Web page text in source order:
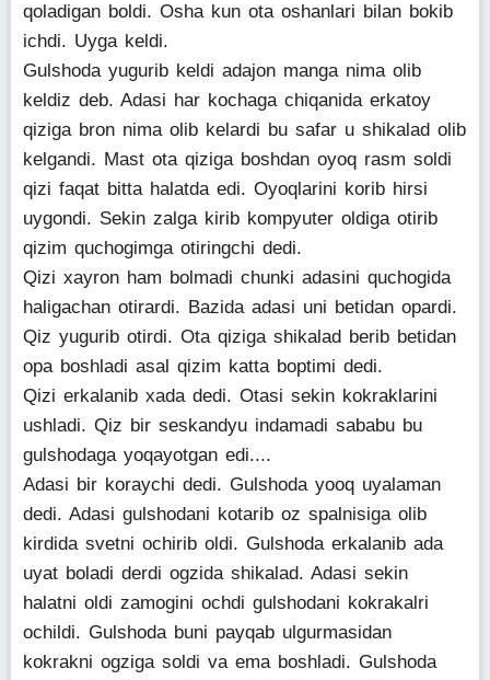
qoladigan boldi. Osha kun ota oshanlari bilan bokib
ichdi. Uyga keldi.
Gulshoda yugurib keldi adajon manga nima olib
keldiz deb. Adasi har kochaga chiqanida erkatoy
qiziga bron nima olib kelardi bu safar u shikalad olib
kelgandi. Mast ota qiziga boshdan oyoq rasm soldi
qizi faqat bitta halatda edi. Oyoqlarini korib hirsi
uygondi. Sekin zalga kirib kompyuter oldiga otirib
qizim quchogimga otiringchi dedi.
Qizi xayron ham bolmadi chunki adasini quchogida
haligachan otirardi. Bazida adasi uni betidan opardi.
Qiz yugurib otirdi. Ota qiziga shikalad berib betidan
opa boshladi asal qizim katta boptimi dedi.
Qizi erkalanib xada dedi. Otasi sekin kokraklarini
ushladi. Qiz bir seskandyu indamadi sababu bu
gulshodaga yoqayotgan edi....
Adasi bir koraychi dedi. Gulshoda yooq uyalaman
dedi. Adasi gulshodani kotarib oz spalnisiga olib
kirdida svetni ochirib oldi. Gulshoda erkalanib ada
uyat boladi derdi ogzida shikalad. Adasi sekin
halatni oldi zamogini ochdi gulshodani kokrakalri
ochildi. Gulshoda buni payqab ulgurmasidan
kokrakni ogziga soldi va ema boshladi. Gulshoda